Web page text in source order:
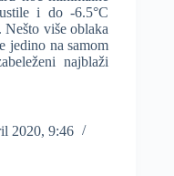
i do -6.5°C
više oblaka
jedino na samom
najblaži
2020, 9:46